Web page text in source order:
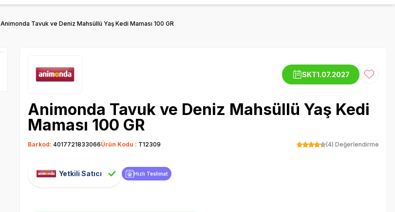
Animonda Tavuk ve Deniz Mahsüllü Yaş Kedi Maması 100 GR
SKT1.07.2027 Favoriye
Animonda Tavuk ve Deniz Mahsüllü Yaş Kedi
Maması 100 GR
Barkod: 4017721833066Ürün Kodu : T12309 (4) Değerlendirme
Yetkili Satıcı Hızlı Teslimat